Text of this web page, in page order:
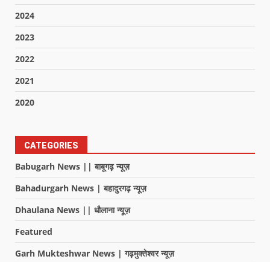
2024
2023
2022
2021
2020
CATEGORIES
Babugarh News || बाबूगढ़ न्यूज़
Bahadurgarh News | बहादुरगढ़ न्यूज़
Dhaulana News || धौलाना न्यूज़
Featured
Garh Mukteshwar News | गढ़मुक्तेश्वर न्यूज़